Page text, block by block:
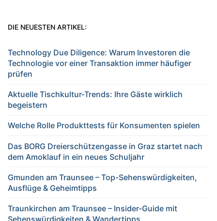
DIE NEUESTEN ARTIKEL:
Technology Due Diligence: Warum Investoren die
Technologie vor einer Transaktion immer häufiger
prüfen
Aktuelle Tischkultur-Trends: Ihre Gäste wirklich
begeistern
Welche Rolle Produkttests für Konsumenten spielen
Das BORG Dreierschützengasse in Graz startet nach
dem Amoklauf in ein neues Schuljahr
Gmunden am Traunsee – Top-Sehenswürdigkeiten,
Ausflüge & Geheimtipps
Traunkirchen am Traunsee – Insider-Guide mit